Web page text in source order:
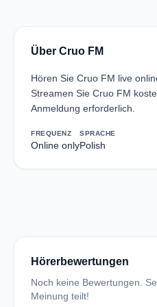
Über Cruo FM
Hören Sie Cruo FM live
Streamen Sie Cruo FM
Anmeldung erforderlich.
FREQUENZ
Online only
SPRACHE
Polish
Hörerbewertungen
Noch keine Bewertungen.
Meinung teilt!